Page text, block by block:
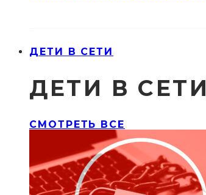
ДЕТИ В СЕТИ
ДЕТИ В СЕТИ
СМОТРЕТЬ ВСЕ